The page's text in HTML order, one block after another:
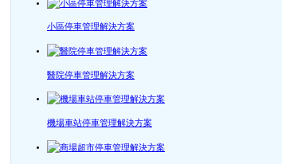
小區停車管理解決方案
醫院停車管理解決方案
機場車站停車管理解決方案